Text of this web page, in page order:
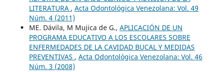
LITERATURA , Acta Odontológica Venezolana: Vol. 49
Núm. 4 (2011)
ME. Dávila, M Mujica de G., APLICACIÓN DE UN
PROGRAMA EDUCATIVO A LOS ESCOLARES SOBRE
ENFERMEDADES DE LA CAVIDAD BUCAL Y MEDIDAS
PREVENTIVAS , Acta Odontológica Venezolana: Vol. 46
Núm. 3 (2008)